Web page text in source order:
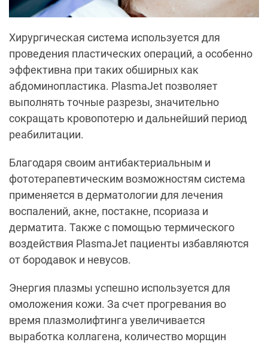
Хирургическая система используется для
проведения пластических операций, а особенно
эффективна при таких обширных как
абдоминопластика. PlasmaJet позволяет
выполнять точные разрезы, значительно
сокращать кровопотерю и дальнейший период
реабилитации.
Благодаря своим антибактериальным и
фототерапевтическим возможностям система
применяется в дерматологии для лечения
воспалений, акне, постакне, псориаза и
дерматита. Также с помощью термического
воздействия PlasmaJet пациенты избавляются
от бородавок и невусов.
Энергия плазмы успешно используется для
омоложения кожи. За счет прогревания во
время плазмолифтинга увеличивается
выработка коллагена, количество морщин